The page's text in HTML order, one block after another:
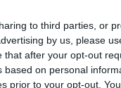
to third parties, or
by us, please
after your opt-out
on personal
prior to your opt-out.